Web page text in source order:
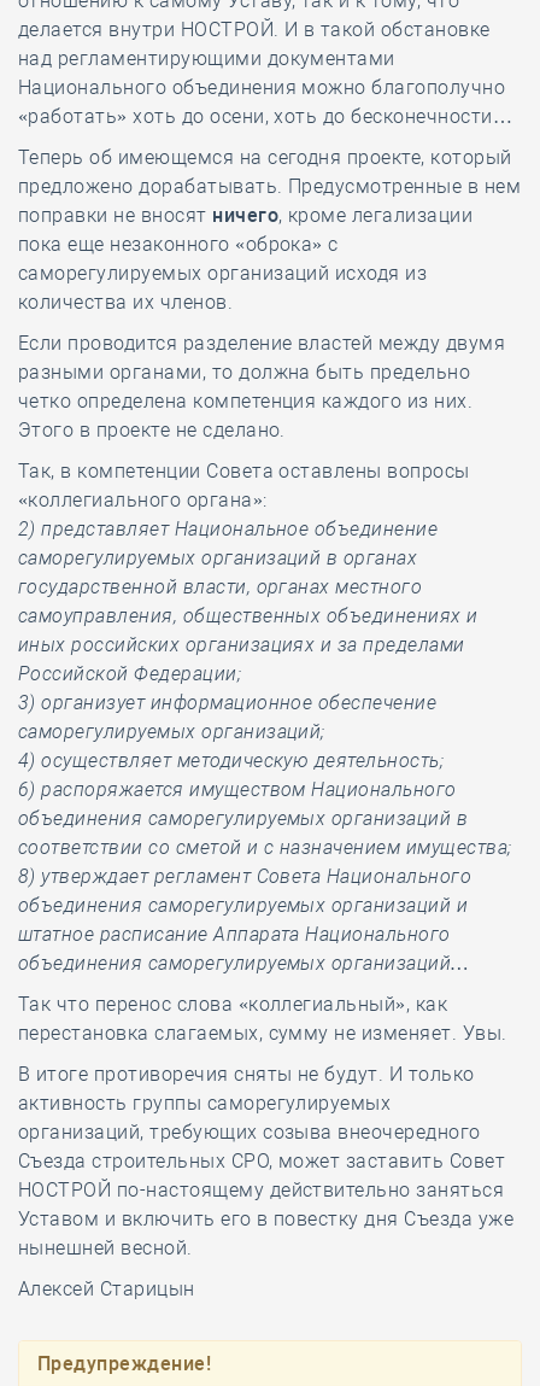
делается внутри НОСТРОЙ. И в такой обстановке
над регламентирующими документами
Национального объединения можно благополучно
«работать» хоть до осени, хоть до бесконечности…
Теперь об имеющемся на сегодня проекте, который
предложено дорабатывать. Предусмотренные в нем
поправки не вносят ничего, кроме легализации
пока еще незаконного «оброка» с
саморегулируемых организаций исходя из
количества их членов.
Если проводится разделение властей между двумя
разными органами, то должна быть предельно
четко определена компетенция каждого из них.
Этого в проекте не сделано.
Так, в компетенции Совета оставлены вопросы
«коллегиального органа»:
2) представляет Национальное объединение
саморегулируемых организаций в органах
государственной власти, органах местного
самоуправления, общественных объединениях и
иных российских организациях и за пределами
Российской Федерации;
3) организует информационное обеспечение
саморегулируемых организаций;
4) осуществляет методическую деятельность;
6) распоряжается имуществом Национального
объединения саморегулируемых организаций в
соответствии со сметой и с назначением имущества;
8) утверждает регламент Совета Национального
объединения саморегулируемых организаций и
штатное расписание Аппарата Национального
объединения саморегулируемых организаций…
Так что перенос слова «коллегиальный», как
перестановка слагаемых, сумму не изменяет. Увы.
В итоге противоречия сняты не будут. И только
активность группы саморегулируемых
организаций, требующих созыва внеочередного
Съезда строительных СРО, может заставить Совет
НОСТРОЙ по-настоящему действительно заняться
Уставом и включить его в повестку дня Съезда уже
нынешней весной.
Алексей Старицын
Предупреждение!